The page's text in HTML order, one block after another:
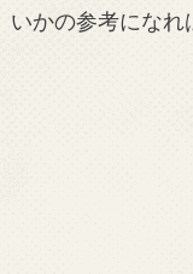
いかの参考になれ